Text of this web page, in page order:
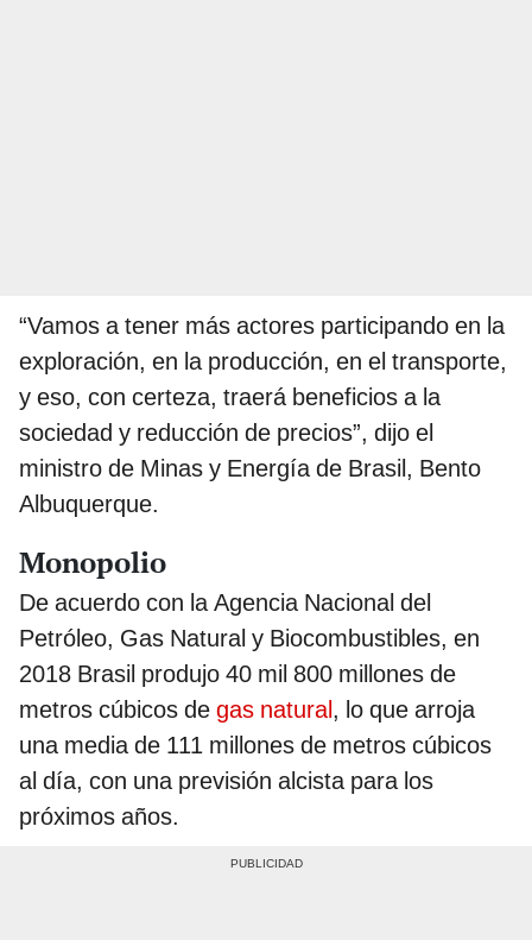
“Vamos a tener más actores participando en la
exploración, en la producción, en el transporte,
y eso, con certeza, traerá beneficios a la
sociedad y reducción de precios”, dijo el
ministro de Minas y Energía de Brasil, Bento
Albuquerque.
Monopolio
De acuerdo con la Agencia Nacional del
Petróleo, Gas Natural y Biocombustibles, en
2018 Brasil produjo 40 mil 800 millones de
metros cúbicos de gas natural, lo que arroja
una media de 111 millones de metros cúbicos
al día, con una previsión alcista para los
próximos años.